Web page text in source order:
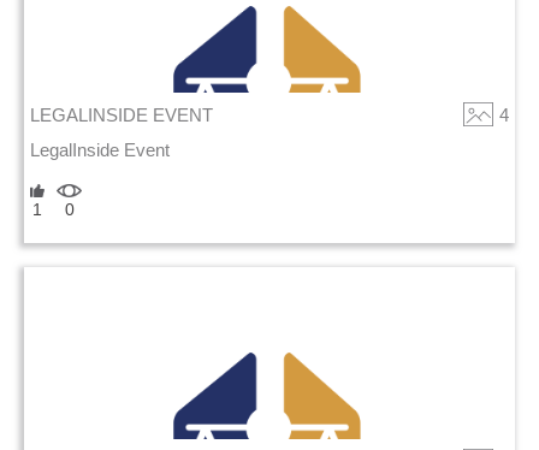
LEGALINSIDE EVENT
4
LegalInside Event
1 0